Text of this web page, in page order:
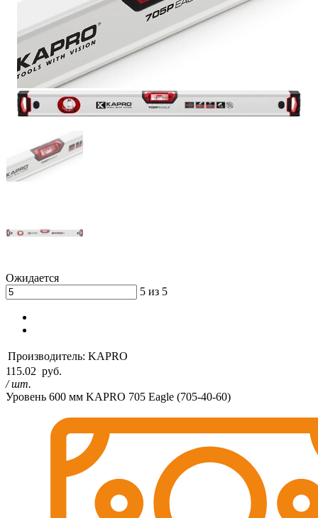
Ожидается
5 из 5
Производитель: KAPRO
115.02 руб.
/ шт.
Уровень 600 мм KAPRO 705 Eagle (705-40-60)